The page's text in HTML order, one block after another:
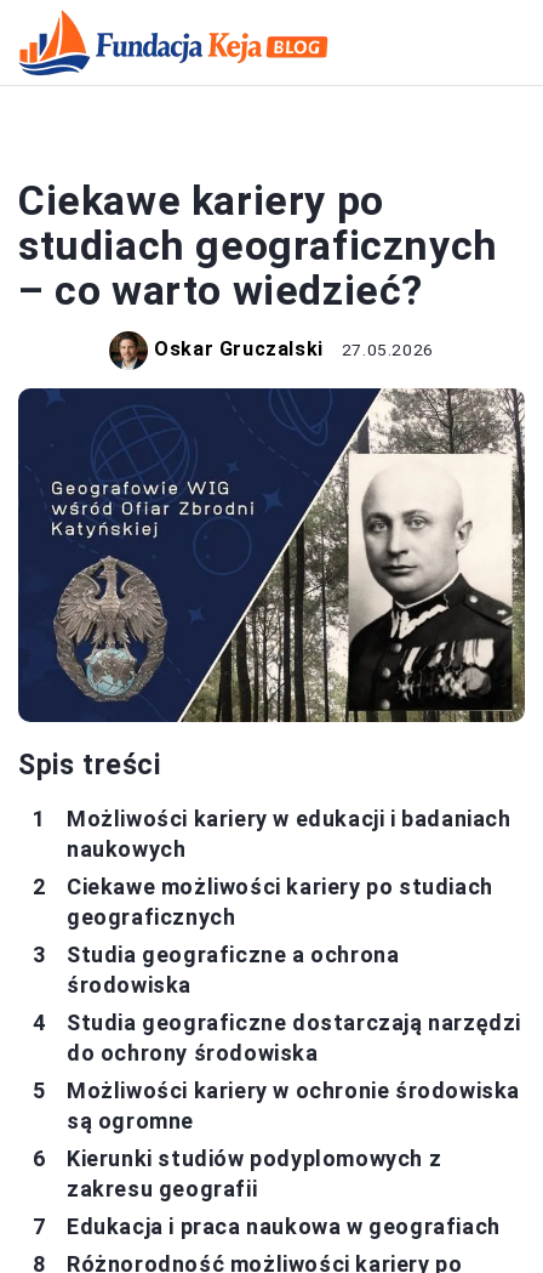
Ciekawe kariery po
studiach geograficznych
– co warto wiedzieć?
Oskar Gruczalski 27.05.2026
Spis treści
Możliwości kariery w edukacji i badaniach
naukowych
Ciekawe możliwości kariery po studiach
geograficznych
Studia geograficzne a ochrona
środowiska
Studia geograficzne dostarczają narzędzi
do ochrony środowiska
Możliwości kariery w ochronie środowiska
są ogromne
Kierunki studiów podyplomowych z
zakresu geografii
Edukacja i praca naukowa w geografiach
Różnorodność możliwości kariery po